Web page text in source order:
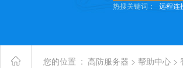
热搜关键词： 远程连
您的位置 : 高防服务器 > 帮助中心 >